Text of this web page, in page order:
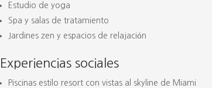
Estudio de yoga
Spa y salas de tratamiento
Jardines zen y espacios de relajación
Experiencias sociales
Piscinas estilo resort con vistas al skyline de Miami